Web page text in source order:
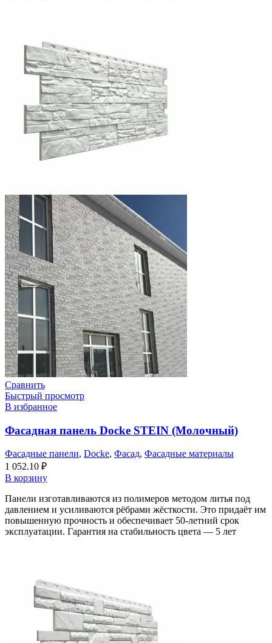
Сравнить
Быстрый просмотр
В избранное
Фасадная панель Docke STEIN (Молочный)
Фасадные панели, Docke, Фасад, Фасадные материалы
1 052.10 ₽
В корзину
Панели изготавливаются из полимеров методом литья под
давлением и усиливаются рёбрами жёсткости. Это придаёт им
повышенную прочность и обеспечивает 50-летний срок
эксплуатации. Гарантия на стабильность цвета — 5 лет